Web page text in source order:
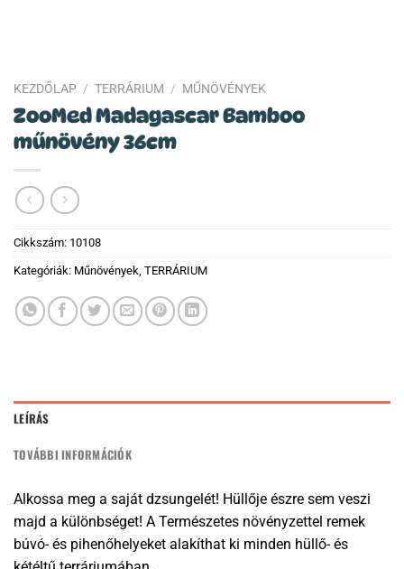
KEZDŐLAP / TERRÁRIUM / MŰNÖVÉNYEK
ZooMed Madagascar Bamboo
műnövény 36cm
Cikkszám: 10108
Kategóriák: Műnövények, TERRÁRIUM
LEÍRÁS
TOVÁBBI INFORMÁCIÓK
Alkossa meg a saját dzsungelét! Hüllője észre sem veszi
majd a különbséget! A Természetes növényzettel remek
búvó- és pihenőhelyeket alakíthat ki minden hüllő- és